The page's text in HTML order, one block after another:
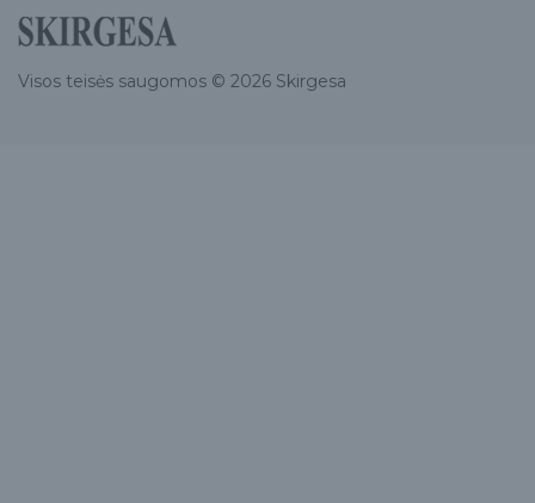
Visos teisės saugomos © 2026 Skirgesa